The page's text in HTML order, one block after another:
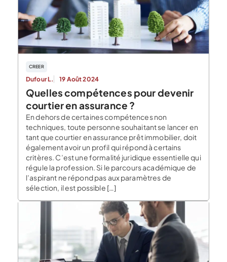
CREER
Dufour L. 19 Août 2024
Quelles compétences pour devenir
courtier en assurance ?
En dehors de certaines compétences non
techniques, toute personne souhaitant se lancer en
tant que courtier en assurance prêt immobilier, doit
également avoir un profil qui répond à certains
critères. C’est une formalité juridique essentielle qui
régule la profession. Si le parcours académique de
l’aspirant ne répond pas aux paramètres de
sélection, il est possible […]